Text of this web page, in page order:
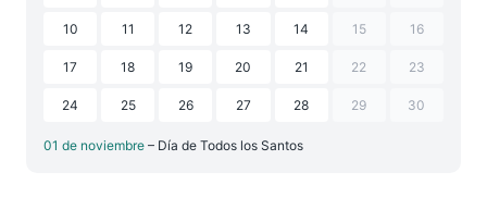
10 11 12 13 14 15 16
17 18 19 20 21 22 23
24 25 26 27 28 29 30
01 de noviembre – Día de Todos los Santos